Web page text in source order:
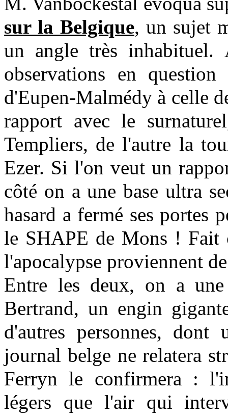
sur la Belgique, un sujet
un angle très inhabituel.
observations en
d'Eupen-Malmédy à celle
rapport avec le
Templiers, de l'autre la
Ezer. Si l'on veut un
côté on a une base ultra
hasard a fermé ses portes
le SHAPE de Mons ! Fait
l'apocalypse proviennent
Entre les deux, on a
Bertrand, un engin
d'autres personnes,
journal belge ne relatera
Ferryn le confirmera :
légers que l'air qui